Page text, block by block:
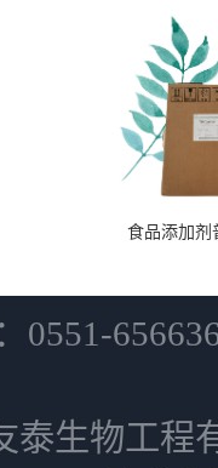
食品添加剂
0551-
泰生物工程